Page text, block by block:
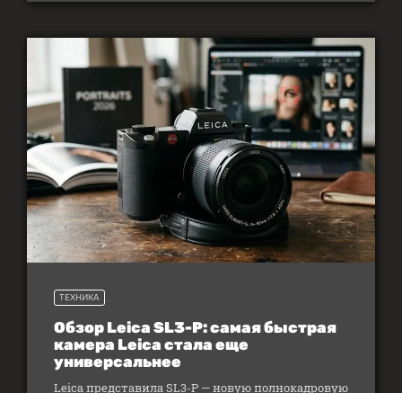
ТЕХНИКА
Обзор Leica SL3-P: самая быстрая
камера Leica стала еще
универсальнее
Leica представила SL3-P — новую полнокадровую